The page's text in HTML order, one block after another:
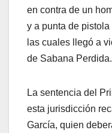
en contra de un
y a punta de
las cuales llegó a
de Sabana Perdida.
La sentencia del
esta jurisdicción
García, quien